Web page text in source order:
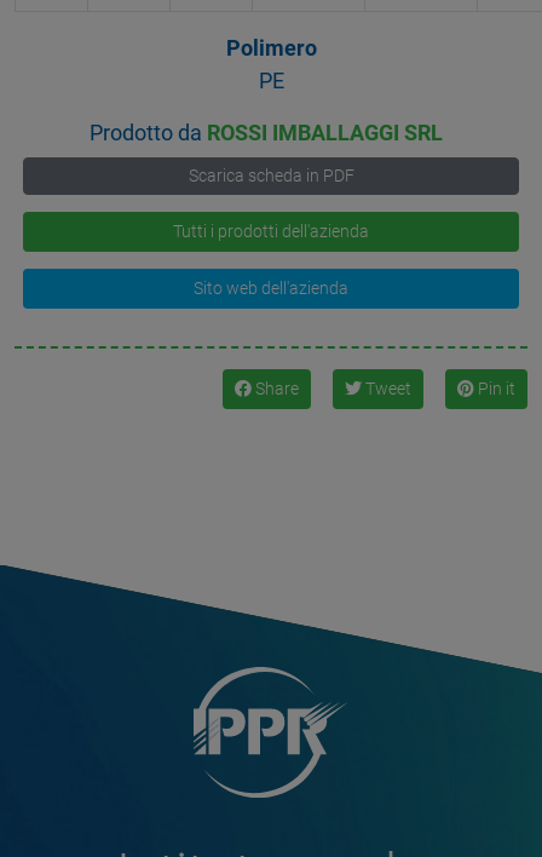
Polimero
PE
Prodotto da ROSSI IMBALLAGGI SRL
Scarica scheda in PDF
Tutti i prodotti dell'azienda
Sito web dell'azienda
Share Tweet Pin it